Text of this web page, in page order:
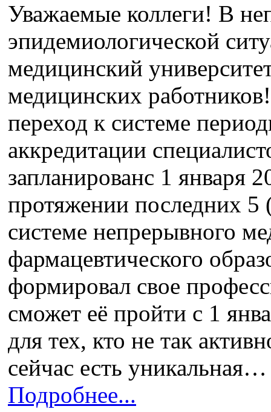
Уважаемые коллеги! В
эпидемиологической
медицинский
медицинских
переход к системе
аккредитации
запланированс 1 января
протяжении последних 5
системе непрерывного
фармацевтического
формировал свое
сможет её пройти с 1
для тех, кто не так
сейчас есть уникальная…
Подробнее...